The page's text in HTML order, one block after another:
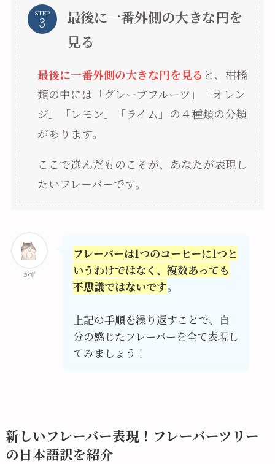
STEP
最後に一番外側の大きな円を
見る
最後に一番外側の大きな円を見る と、柑橘
類の中には「グレープフルーツ」「オレン
ジ」「レモン」「ライム」の４種類の分類
があります。
ここで選んだものこそが、あなたが表現し
たいフレーバーです。
かず
フレーバーは1つのコーヒーに1つと
いうわけではなく、複数あっても
不思議ではないです。
上記の手順を繰り返すことで、自
分の感じたフレーバーを全て表現し
てみましょう！
新しいフレーバー表現！フレーバーツリー
の日本語訳を紹介